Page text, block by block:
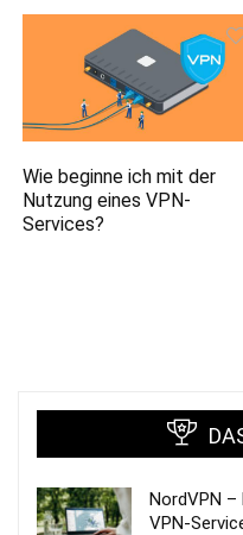
Wie beginne ich mit der
Nutzung eines VPN-
Services?
NordVPN –
VPN-